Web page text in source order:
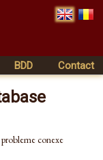
BDD Contact
conexe